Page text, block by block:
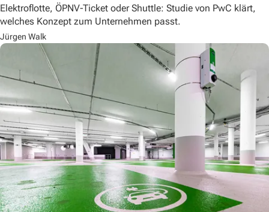
Elektroflotte, ÖPNV-Ticket oder Shuttle: Studie von PwC klärt,
welches Konzept zum Unternehmen passt.
Jürgen Walk